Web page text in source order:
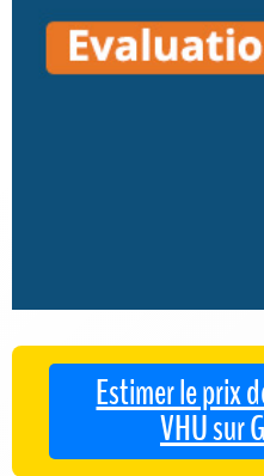
Estimer le prix
VHU sur